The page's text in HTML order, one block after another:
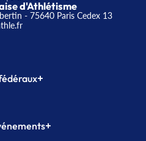
d'Athlétisme
- 75640 Paris Cedex 13
+
Formation
+